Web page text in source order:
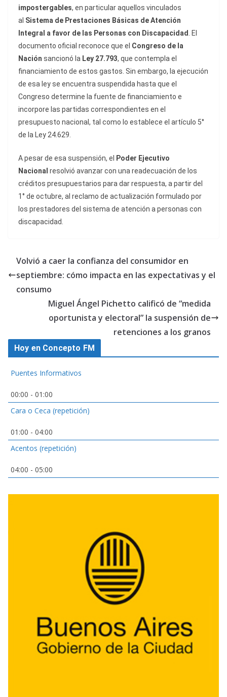
impostergables, en particular aquellos vinculados
al Sistema de Prestaciones Básicas de Atención
Integral a favor de las Personas con Discapacidad. El
documento oficial reconoce que el Congreso de la
Nación sancionó la Ley 27.793, que contempla el
financiamiento de estos gastos. Sin embargo, la ejecución
de esa ley se encuentra suspendida hasta que el
Congreso determine la fuente de financiamiento e
incorpore las partidas correspondientes en el
presupuesto nacional, tal como lo establece el artículo 5°
de la Ley 24.629.
A pesar de esa suspensión, el
Poder Ejecutivo
Nacional resolvió avanzar con una readecuación de los
créditos presupuestarios para dar respuesta, a partir del
1° de octubre, al reclamo de actualización formulado por
los prestadores del sistema de atención a personas con
discapacidad.
Volvió a caer la confianza del consumidor en
septiembre: cómo impacta en las expectativas y el
consumo
Miguel Ángel Pichetto calificó de “medida
oportunista y electoral” la suspensión de
retenciones a los granos
Hoy en Concepto FM
Puentes Informativos
00:00 - 01:00
Cara o Ceca (repetición)
01:00 - 04:00
Acentos (repetición)
04:00 - 05:00